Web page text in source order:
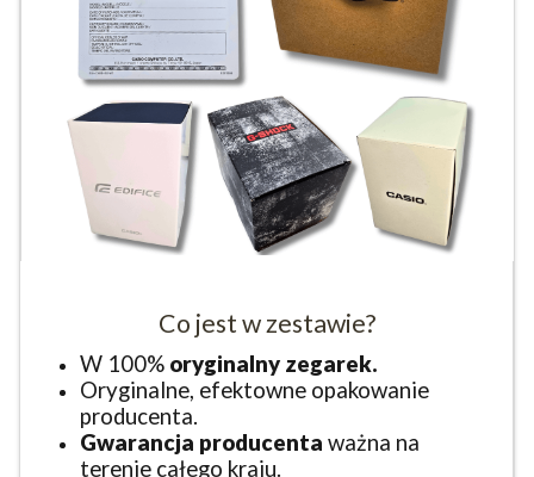
Co jest w zestawie?
W 100% oryginalny zegarek.
Oryginalne, efektowne opakowanie
producenta.
Gwarancja producenta ważna na
terenie całego kraju.